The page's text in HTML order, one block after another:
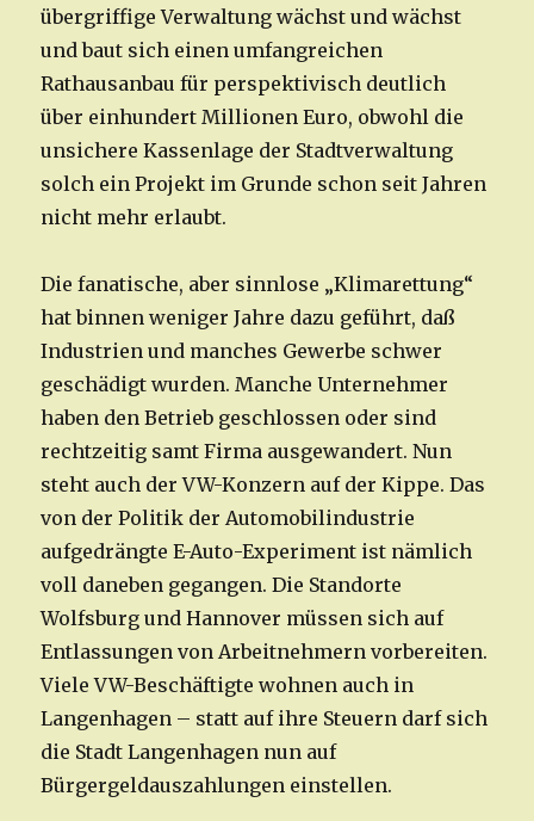
übergriffige Verwaltung wächst und wächst
und baut sich einen umfangreichen
Rathausanbau für perspektivisch deutlich
über einhundert Millionen Euro, obwohl die
unsichere Kassenlage der Stadtverwaltung
solch ein Projekt im Grunde schon seit Jahren
nicht mehr erlaubt.
Die fanatische, aber sinnlose „Klimarettung“
hat binnen weniger Jahre dazu geführt, daß
Industrien und manches Gewerbe schwer
geschädigt wurden. Manche Unternehmer
haben den Betrieb geschlossen oder sind
rechtzeitig samt Firma ausgewandert. Nun
steht auch der VW-Konzern auf der Kippe. Das
von der Politik der Automobilindustrie
aufgedrängte E-Auto-Experiment ist nämlich
voll daneben gegangen. Die Standorte
Wolfsburg und Hannover müssen sich auf
Entlassungen von Arbeitnehmern vorbereiten.
Viele VW-Beschäftigte wohnen auch in
Langenhagen – statt auf ihre Steuern darf sich
die Stadt Langenhagen nun auf
Bürgergeldauszahlungen einstellen.